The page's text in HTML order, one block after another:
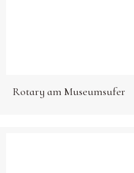
Rotary am Museumsufer